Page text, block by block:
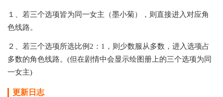
１、若三个选项皆为同一女主（墨小菊），则直接进入对应角
色线路。
２、若三个选项所选比例2：1，则少数服从多数，进入选项占
多数的角色线路。(但在剧情中会显示绘图册上的三个选项为同
一女主)
更新日志